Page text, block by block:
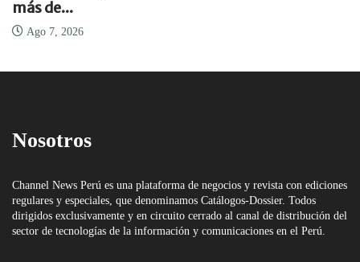
más de...
Ago 7, 2026
Nosotros
Channel News Perú es una plataforma de negocios y revista con ediciones
regulares y especiales, que denominamos Catálogos-Dossier. Todos
dirigidos exclusivamente y en circuito cerrado al canal de distribución del
sector de tecnologías de la información y comunicaciones en el Perú.